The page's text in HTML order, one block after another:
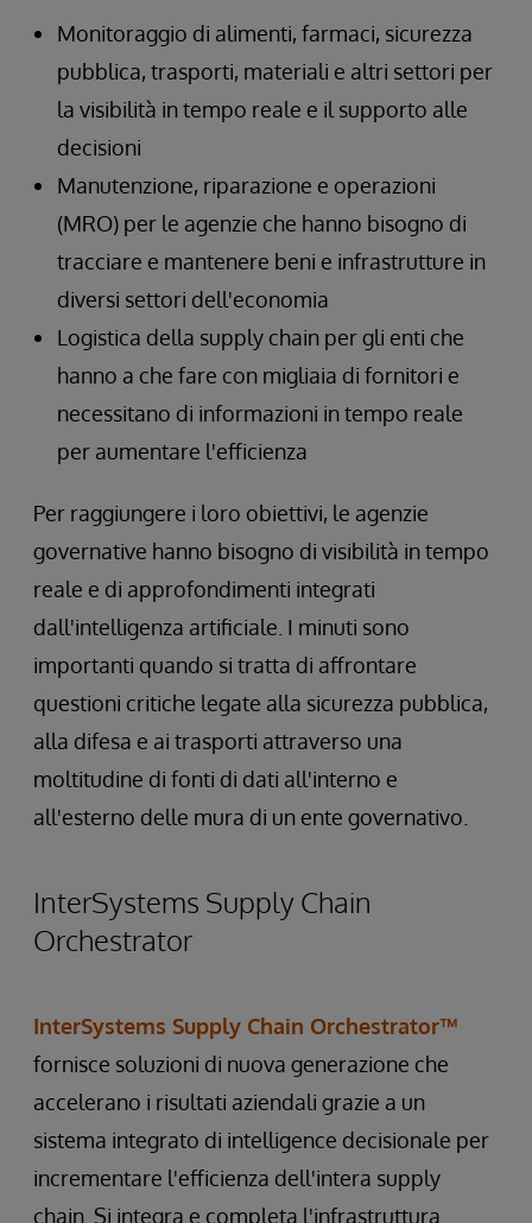
Monitoraggio di alimenti, farmaci, sicurezza
pubblica, trasporti, materiali e altri settori per
la visibilità in tempo reale e il supporto alle
decisioni
Manutenzione, riparazione e operazioni
(MRO) per le agenzie che hanno bisogno di
tracciare e mantenere beni e infrastrutture in
diversi settori dell'economia
Logistica della supply chain per gli enti che
hanno a che fare con migliaia di fornitori e
necessitano di informazioni in tempo reale
per aumentare l'efficienza
Per raggiungere i loro obiettivi, le agenzie
governative hanno bisogno di visibilità in tempo
reale e di approfondimenti integrati
dall'intelligenza artificiale. I minuti sono
importanti quando si tratta di affrontare
questioni critiche legate alla sicurezza pubblica,
alla difesa e ai trasporti attraverso una
moltitudine di fonti di dati all'interno e
all'esterno delle mura di un ente governativo.
InterSystems Supply Chain
Orchestrator
InterSystems Supply Chain Orchestrator™
fornisce soluzioni di nuova generazione che
accelerano i risultati aziendali grazie a un
sistema integrato di intelligence decisionale per
incrementare l'efficienza dell'intera supply
chain. Si integra e completa l'infrastruttura